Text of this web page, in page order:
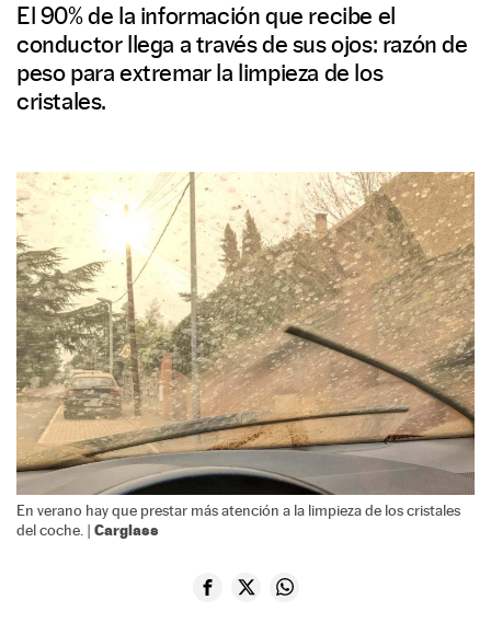
El 90% de la información que recibe el
conductor llega a través de sus ojos: razón de
peso para extremar la limpieza de los
cristales.
En verano hay que prestar más atención a la limpieza de los cristales
del coche. | Carglass